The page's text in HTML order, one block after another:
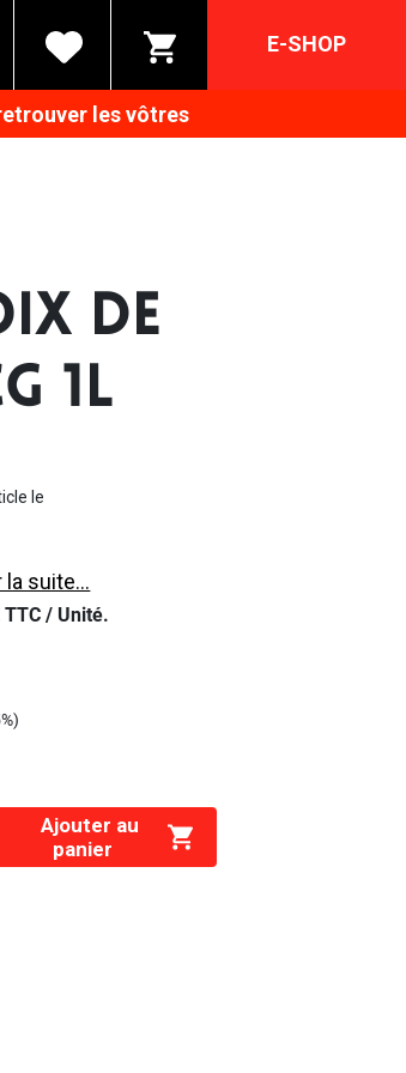
E-SHOP
les vôtres
DE
1L
le
la suite...
TTC / Unité.
)
Ajouter au
panier